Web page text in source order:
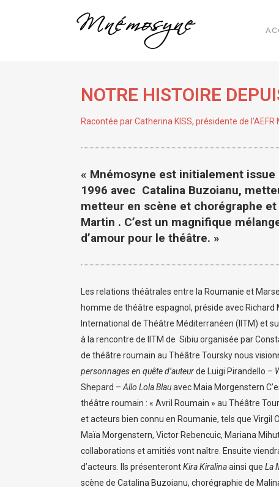
NOTRE HISTOIRE
Racontée par Catherina KISS, présidente de
« Mnémosyne est initialement issue
1996 avec Catalina Buzoianu,
metteur en scène et chorégraphe
Martin . C’est un magnifique
d’amour pour le théâtre. »
Les relations théâtrales entre la Roumanie et
homme de théâtre espagnol, préside avec
International de Théâtre Méditerranéen (IITM) et
à la rencontre de IITM de Sibiu organisée par
de théâtre roumain au Théâtre Toursky nous
personnages en quête d’auteurde Luigi Pirandello –
Shepard – Allo Lola Blauavec Maia Morgenstern
théâtre roumain : « Avril Roumain » au Théâtre
et acteurs bien connu en Roumanie, tels que Virgil
Maïa Morgenstern, Victor Rebencuic, Mariana
collaborations et amitiés vont naître. Ensuite
d’acteurs. Ils présenterontKira Kiralinaainsi que La
scène de Catalina Buzoianu, chorégraphie de